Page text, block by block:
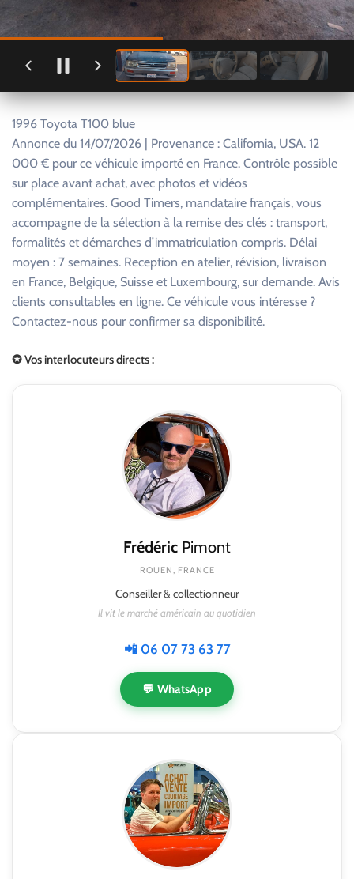
1996 Toyota T100 blue
Annonce du 14/07/2026 | Provenance : California, USA. 12
000 € pour ce véhicule importé en France. Contrôle possible
sur place avant achat, avec photos et vidéos
complémentaires. Good Timers, mandataire français, vous
accompagne de la sélection à la remise des clés : transport,
formalités et démarches d’immatriculation compris. Délai
moyen : 7 semaines. Reception en atelier, révision, livraison
en France, Belgique, Suisse et Luxembourg, sur demande. Avis
clients consultables en ligne. Ce véhicule vous intéresse ?
Contactez-nous pour confirmer sa disponibilité.
✪ Vos interlocuteurs directs :
Frédéric Pimont
ROUEN, FRANCE
Conseiller & collectionneur
Il vit le marché américain au quotidien
📲 06 07 73 63 77
💬 WhatsApp